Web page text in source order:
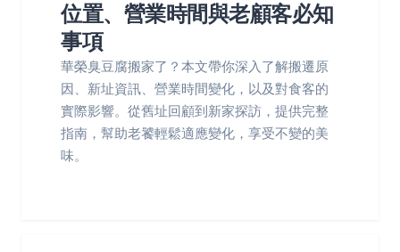
位置、營業時間與老顧客必知
事項
華榮臭豆腐搬家了？本文帶你深入了解搬遷原
因、新址資訊、營業時間變化，以及對食客的
實際影響。從舊址回顧到新家探訪，提供完整
指南，幫助老饕輕鬆適應變化，享受不變的美
味。